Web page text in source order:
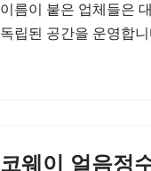
이름이 붙은 업체들은
독립된 공간을 운영합
코웨이 얼음정